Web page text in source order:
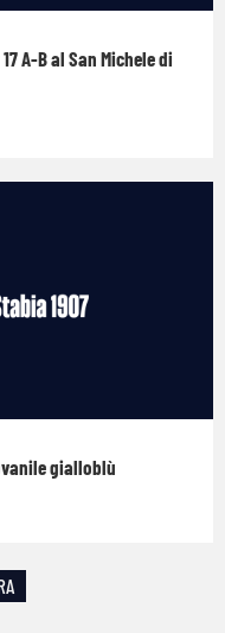
A-B al San Michele di
gialloblù